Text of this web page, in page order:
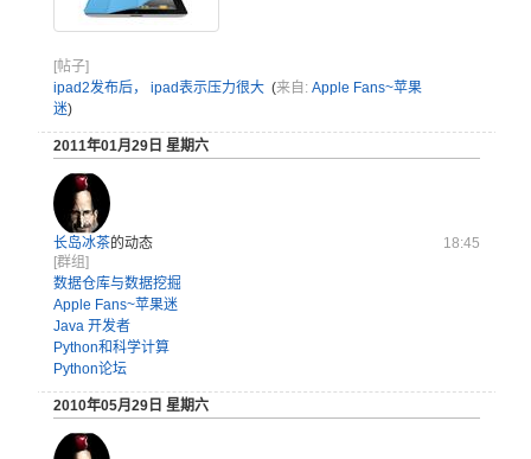
[帖子]
ipad2发布后， ipad表示压力很大 (来自: Apple Fans~苹果
迷)
2011年01月29日 星期六
长岛冰茶的动态
18:45
[群组]
数据仓库与数据挖掘
Apple Fans~苹果迷
Java 开发者
Python和科学计算
Python论坛
2010年05月29日 星期六